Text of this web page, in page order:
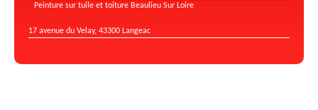
Peinture sur tuile et toiture Beaulieu Sur Loire
17 avenue du Velay, 43300 Langeac